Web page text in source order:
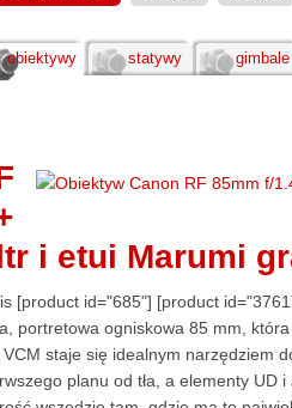
obiektywy statywy gimbale
i etui Marumi
[product id="685"] [product
portretowa ogniskowa 85 mm,
staje się idealnym narzędziem
planu od tła, a elementy UD i